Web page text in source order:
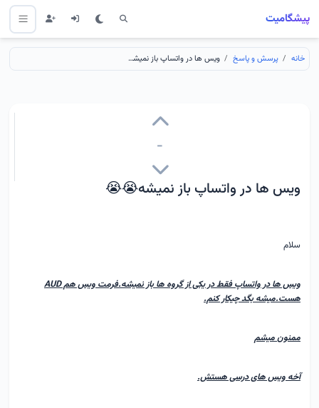
پیشگامیت
خانه پرسش و پاسخ ویس ها در واتساپ باز نمیشه😭😭
-
ویس ها در واتساپ باز نمیشه😭😭
سلام
ویس ها در واتساپ فقط در یکی از گروه ها باز‌ نمیشه.فرمت ویس هم AUD
هست.میشه بگد چیکار کنم.
ممنون میشم
آخه ویس های درسی هستش.